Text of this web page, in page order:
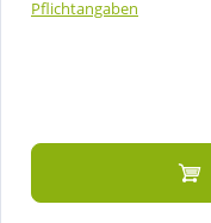
Pflichtangaben